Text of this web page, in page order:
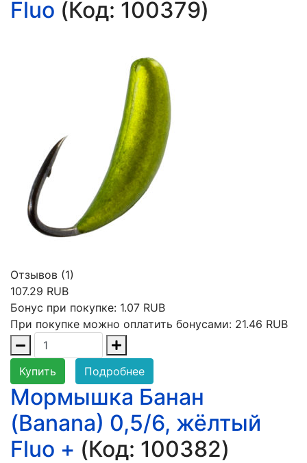
Fluo (Код: 100379)
Отзывов (1)
107.29 RUB
Бонус при покупке: 1.07 RUB
При покупке можно оплатить бонусами: 21.46 RUB
Купить Подробнее
Мормышка Банан
(Banana) 0,5/6, жёлтый
Fluo + (Код: 100382)